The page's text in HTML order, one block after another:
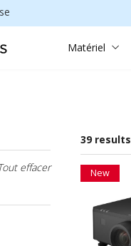
Matériel
effacer
39 results
New